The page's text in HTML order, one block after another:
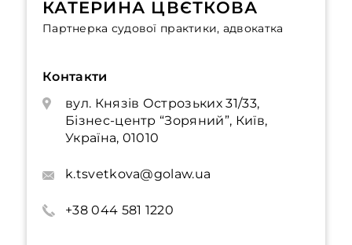
КАТЕРИНА ЦВЄТКОВА
Партнерка судової практики, адвокатка
Контакти
вул. Князів Острозьких 31/33,
Бізнес-центр “Зоряний”, Київ,
Україна, 01010
k.tsvetkova@golaw.ua
+38 044 581 1220